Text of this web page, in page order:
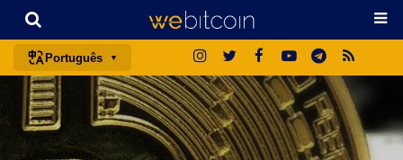
Português
português (BR)
english
español